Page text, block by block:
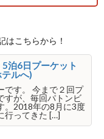
はこちらから！
泊6日プーケット
ルへ)
です。 今まで２回プ
すが、毎回パトンビ
。2018年の8月に3度
行ってきた […]